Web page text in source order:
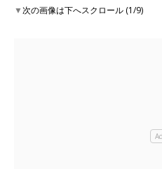
▼次の画像は下へスクロール (1/9)